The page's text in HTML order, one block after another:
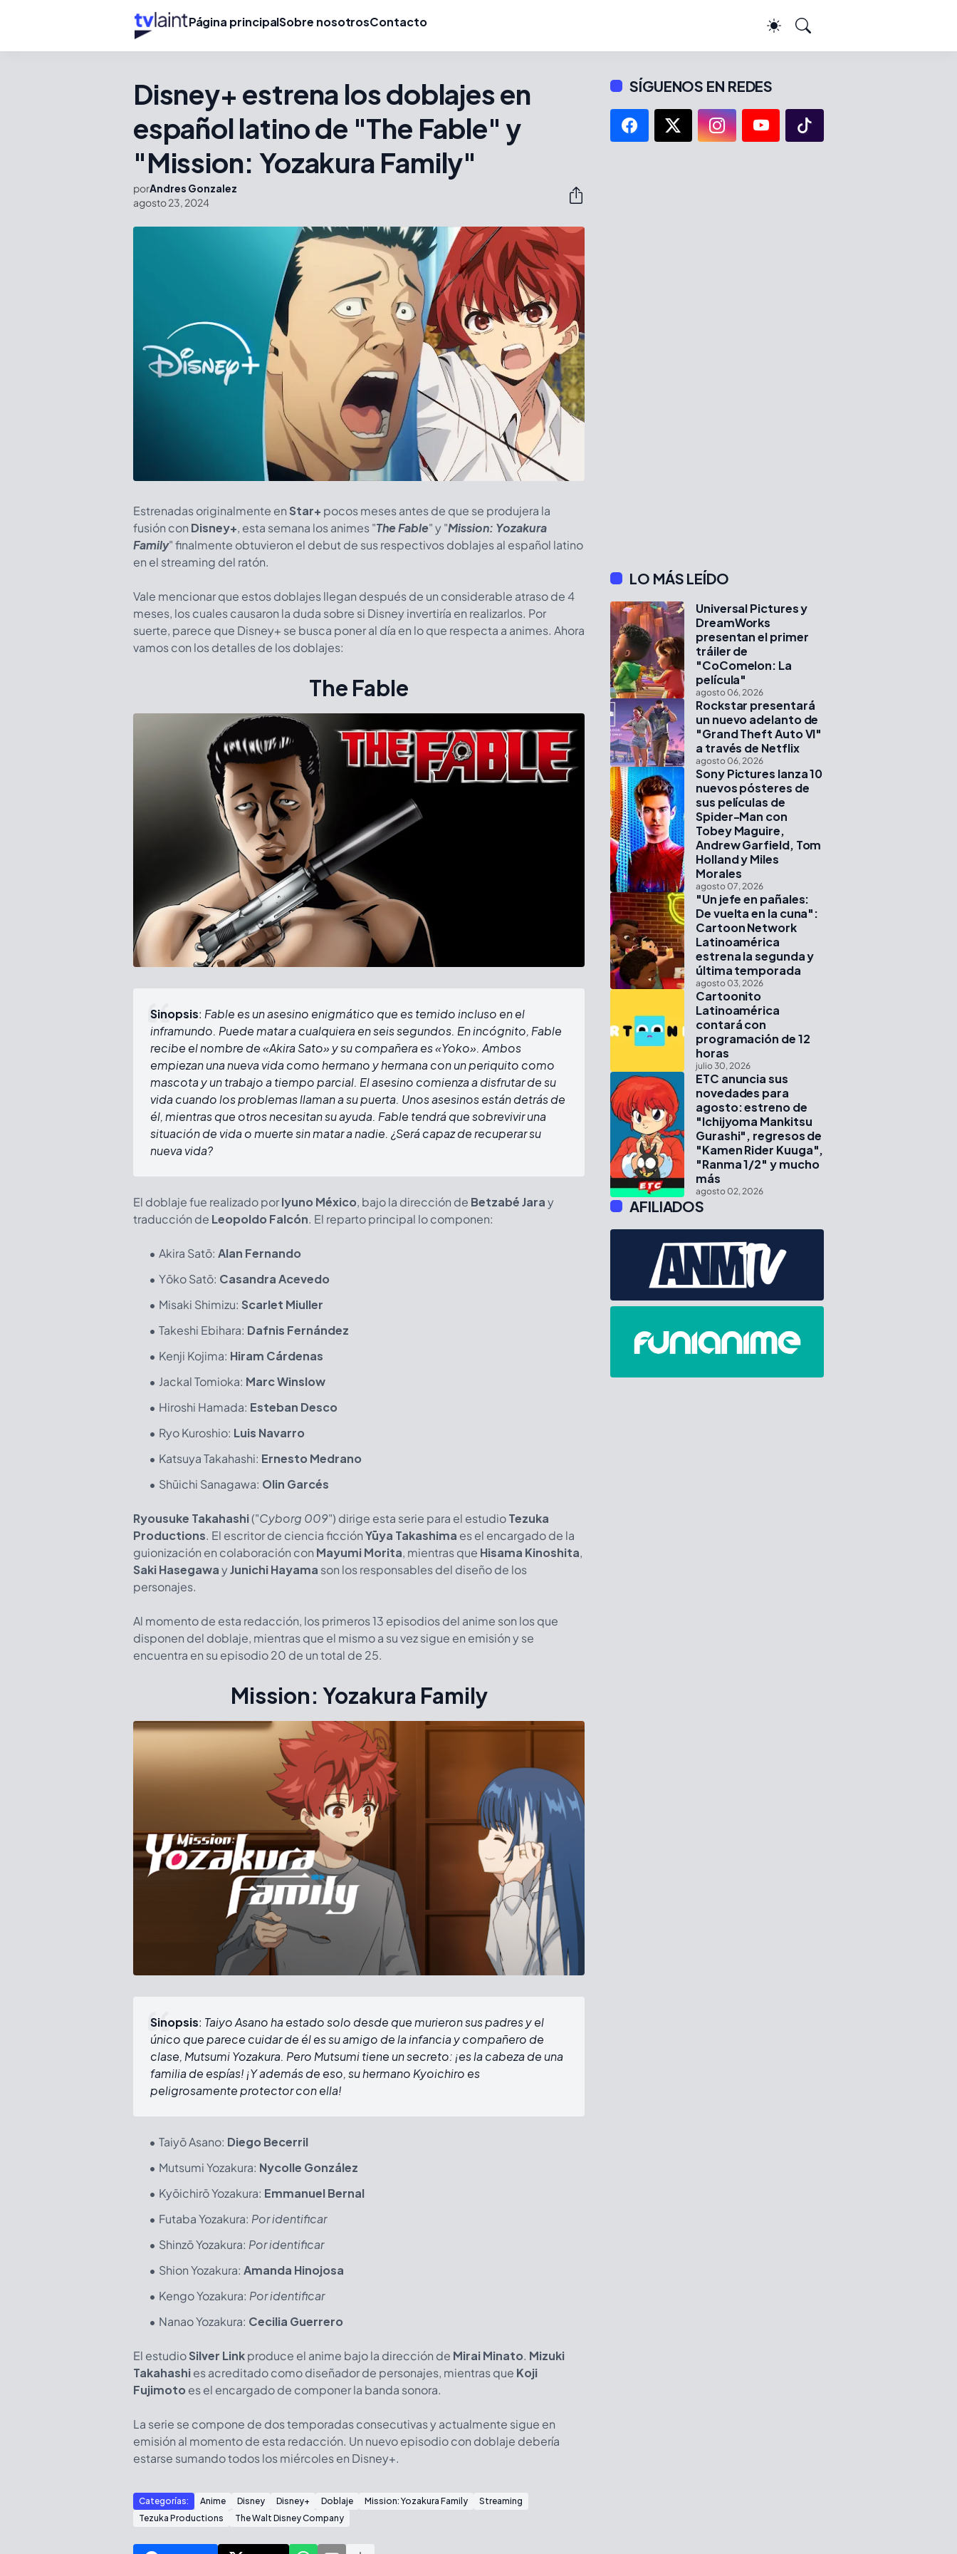
Página principalSobre nosotrosContacto
Disney+ estrena los doblajes en
español latino de "The Fable" y
"Mission: Yozakura Family"
porAndres Gonzalez
agosto 23, 2024
Estrenadas originalmente en Star+ pocos meses antes de que se produjera la
fusión con Disney+, esta semana los animes "The Fable" y"Mission: Yozakura
Family" finalmente obtuvieron el debut de sus respectivos doblajes al español latino
en el streaming del ratón.
Vale mencionar que estos doblajes llegan después de un considerable atraso de 4
meses, los cuales causaron la duda sobre si Disney invertiría en realizarlos. Por
suerte, parece que Disney+ se busca poner al día en lo que respecta a animes. Ahora
vamos con los detalles de los doblajes:
The Fable
Sinopsis: Fable es un asesino enigmático que es temido incluso en el
inframundo. Puede matar a cualquiera en seis segundos. En incógnito, Fable
recibe el nombre de «Akira Sato» y su compañera es «Yoko». Ambos
empiezan una nueva vida como hermano y hermana con un periquito como
mascota y un trabajo a tiempo parcial. El asesino comienza a disfrutar de su
vida cuando los problemas llaman a su puerta. Unos asesinos están detrás de
él, mientras que otros necesitan su ayuda. Fable tendrá que sobrevivir una
situación de vida o muerte sin matar a nadie. ¿Será capaz de recuperar su
nueva vida?
El doblaje fue realizadoporIyuno México, bajo la dirección de Betzabé Jaray
traducción de Leopoldo Falcón. El reparto principal lo componen:
Akira Satō: Alan Fernando
Yōko Satō: Casandra Acevedo
Misaki Shimizu: Scarlet Miuller
Takeshi Ebihara: Dafnis Fernández
Kenji Kojima: Hiram Cárdenas
Jackal Tomioka: Marc Winslow
Hiroshi Hamada: Esteban Desco
Ryo Kuroshio: Luis Navarro
Katsuya Takahashi: Ernesto Medrano
Shūichi Sanagawa: Olin Garcés
Ryousuke Takahashi("Cyborg 009") dirige esta serie para el estudioTezuka
Productions. El escritor de ciencia ficciónYūya Takashima es el encargado de la
guionización en colaboración con Mayumi Morita, mientras que Hisama Kinoshita,
Saki HasegawayJunichi Hayama son los responsables del diseño de los
personajes.
Al momento de esta redacción, los primeros 13 episodios del anime son los que
disponen del doblaje, mientras que el mismo a su vez sigue en emisión y se
encuentra en su episodio 20 de un total de 25.
Mission: Yozakura Family
Sinopsis: Taiyo Asano ha estado solo desde que murieron sus padres y el
único que parece cuidar de él es su amigo de la infancia y compañero de
clase, Mutsumi Yozakura. Pero Mutsumi tiene un secreto: ¡es la cabeza de una
familia de espías! ¡Y además de eso, su hermano Kyoichiro es
peligrosamente protector con ella!
Taiyō Asano: Diego Becerril
Mutsumi Yozakura: Nycolle González
Kyōichirō Yozakura: Emmanuel Bernal
Futaba Yozakura: Por identificar
Shinzō Yozakura: Por identificar
Shion Yozakura: Amanda Hinojosa
Kengo Yozakura: Por identificar
Nanao Yozakura: Cecilia Guerrero
El estudioSilver Linkproduce el anime bajo la dirección de Mirai Minato. Mizuki
Takahashies acreditado como diseñador de personajes, mientras que Koji
Fujimoto es el encargado de componer la banda sonora.
La serie se compone de dos temporadas consecutivas y actualmente sigue en
emisión al momento de esta redacción. Un nuevo episodio con doblaje debería
estarse sumando todos los miércoles en Disney+.
Categorías: Anime Disney Disney+ Doblaje Mission: Yozakura Family
Streaming
Tezuka Productions
The Walt Disney Company
SÍGUENOS EN REDES
LO MÁS LEÍDO
Universal Pictures y
DreamWorks
presentan el primer
tráiler de
"CoComelon: La
película"
agosto 06, 2026
Rockstar presentará
un nuevo adelanto de
"Grand Theft Auto VI"
a través de Netflix
agosto 06, 2026
Sony Pictures lanza 10
nuevos pósteres de
sus películas de
Spider-Man con
Tobey Maguire,
Andrew Garfield, Tom
Holland y Miles
Morales
agosto 07, 2026
"Un jefe en pañales:
De vuelta en la cuna":
Cartoon Network
Latinoamérica
estrena la segunda y
última temporada
agosto 03, 2026
Cartoonito
Latinoamérica
contará con
programación de 12
horas
julio 30, 2026
ETC anuncia sus
novedades para
agosto: estreno de
"Ichijyoma Mankitsu
Gurashi", regresos de
"Kamen Rider Kuuga",
"Ranma 1/2" y mucho
más
agosto 02, 2026
AFILIADOS